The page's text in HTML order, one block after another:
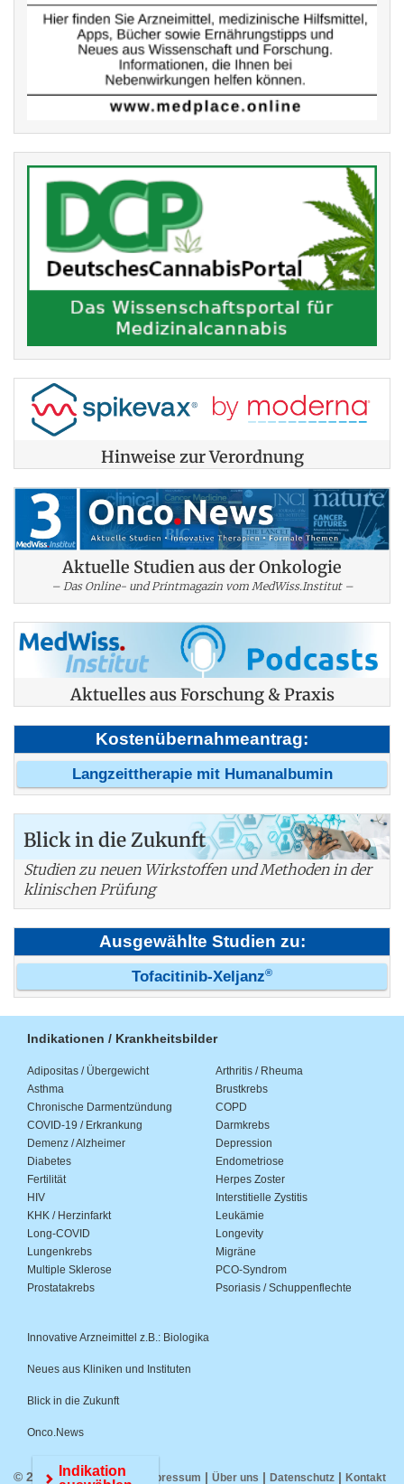
Hinweise zur Verordnung
Aktuelle Studien aus der Onkologie
– Das Online- und Printmagazin vom MedWiss.Institut –
Aktuelles aus Forschung & Praxis
Kostenübernahmeantrag:
Langzeittherapie mit Humanalbumin
Blick in die Zukunft
Studien zu neuen Wirkstoffen und Methoden in der
klinischen Prüfung
Ausgewählte Studien zu:
Tofacitinib-Xeljanz®
Indikationen / Krankheitsbilder
Adipositas / Übergewicht
Arthritis / Rheuma
Asthma
Brustkrebs
Chronische Darmentzündung
COPD
COVID-19 / Erkrankung
Darmkrebs
Demenz / Alzheimer
Depression
Diabetes
Endometriose
Fertilität
Herpes Zoster
HIV
Interstitielle Zystitis
KHK / Herzinfarkt
Leukämie
Long-COVID
Longevity
Lungenkrebs
Migräne
Multiple Sklerose
PCO-Syndrom
Prostatakrebs
Psoriasis / Schuppenflechte
Innovative Arzneimittel z.B.: Biologika
Neues aus Kliniken und Instituten
Blick in die Zukunft
Onco.News
© 2026 Medwiss.de | Impressum | Über uns | Datenschutz | Kontakt
Indikation